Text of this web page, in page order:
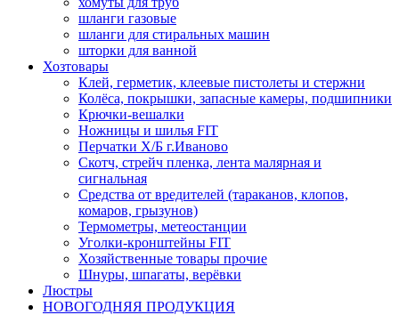
шланги газовые
шланги для стиральных машин
шторки для ванной
Хозтовары
Клей, герметик, клеевые пистолеты и стержни
Колёса, покрышки, запасные камеры, подшипники
Крючки-вешалки
Ножницы и шилья FIT
Перчатки Х/Б г.Иваново
Скотч, стрейч пленка, лента малярная и
сигнальная
Средства от вредителей (тараканов, клопов,
комаров, грызунов)
Термометры, метеостанции
Уголки-кронштейны FIT
Хозяйственные товары прочие
Шнуры, шпагаты, верёвки
Люстры
НОВОГОДНЯЯ ПРОДУКЦИЯ